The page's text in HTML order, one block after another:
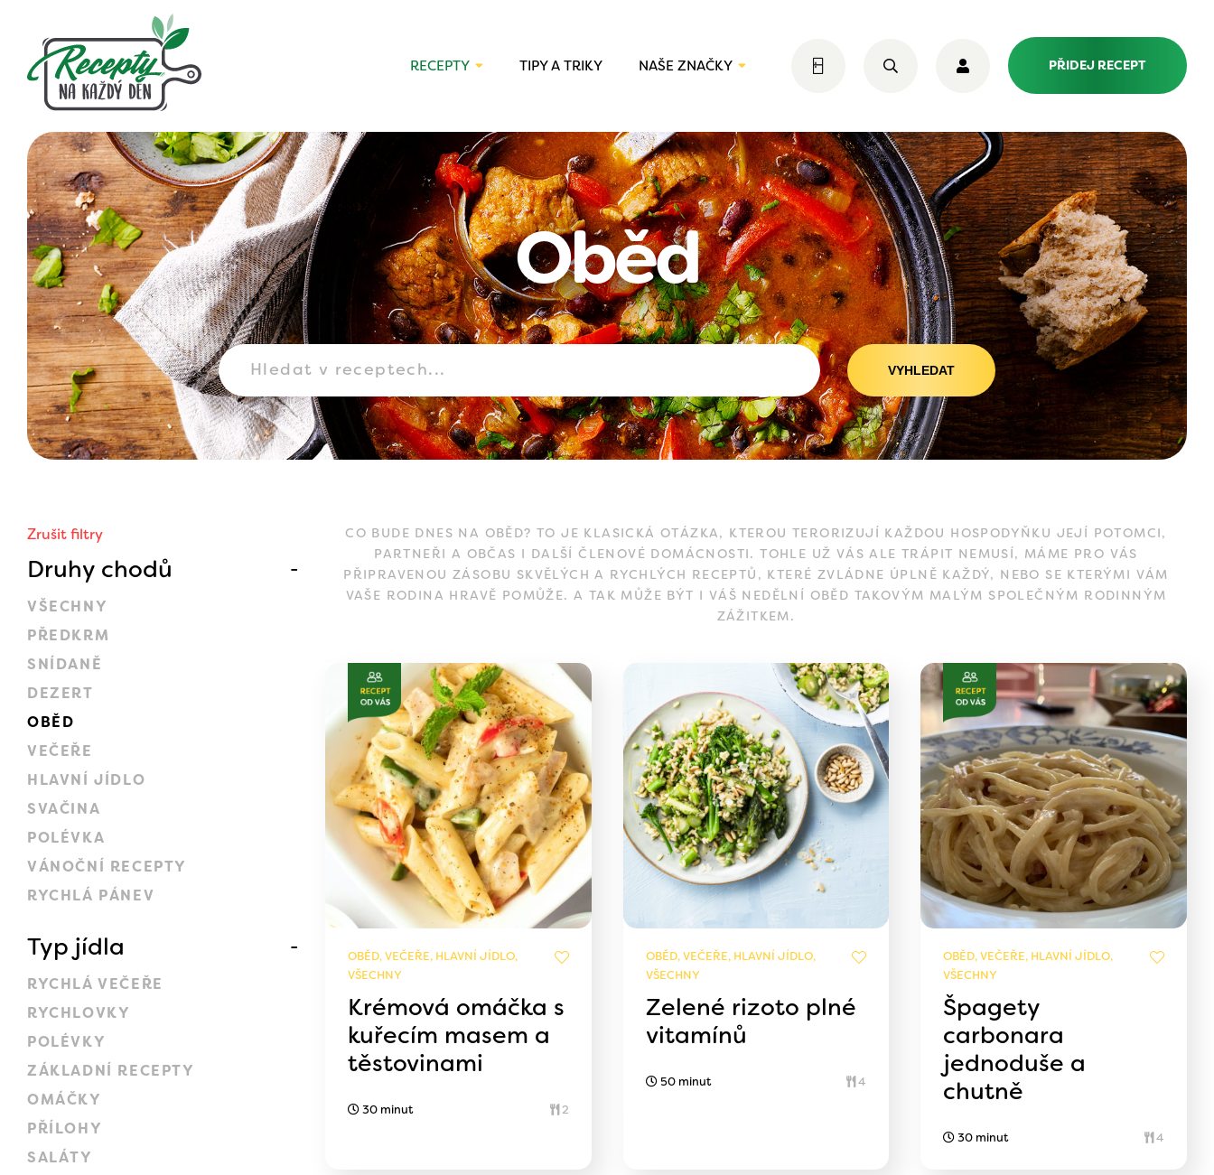
RECEPTY TIPY A TRIKY NAŠE ZNAČKY PŘIDEJ RECEPT
Oběd
VYHLEDAT
Zrušit filtry
Druhy chodů
VŠECHNY
PŘEDKRM
SNÍDANĚ
DEZERT
OBĚD
VEČEŘE
HLAVNÍ JÍDLO
SVAČINA
POLÉVKA
VÁNOČNÍ RECEPTY
RYCHLÁ PÁNEV
Typ jídla
RYCHLÁ VEČEŘE
RYCHLOVKY
POLÉVKY
ZÁKLADNÍ RECEPTY
OMÁČKY
PŘÍLOHY
SALÁTY
CO BUDE DNES NA OBĚD? TO JE KLASICKÁ OTÁZKA, KTEROU TERORIZUJÍ KAŽDOU HOSPODYŇKU JEJÍ POTOMCI,
PARTNEŘI A OBČAS I DALŠÍ ČLENOVÉ DOMÁCNOSTI. TOHLE UŽ VÁS ALE TRÁPIT NEMUSÍ, MÁME PRO VÁS
PŘIPRAVENOU ZÁSOBU SKVĚLÝCH A RYCHLÝCH RECEPTŮ, KTERÉ ZVLÁDNE ÚPLNĚ KAŽDÝ, NEBO SE KTERÝMI VÁM
VAŠE RODINA HRAVĚ POMŮŽE. A TAK MŮŽE BÝT I VÁŠ NEDĚLNÍ OBĚD TAKOVÝM MALÝM SPOLEČNÝM RODINNÝM
ZÁŽITKEM.
OBĚD, VEČEŘE, HLAVNÍ JÍDLO,
VŠECHNY
Krémová omáčka s
kuřecím masem a
těstovinami
30 minut 2
OBĚD, VEČEŘE, HLAVNÍ JÍDLO,
VŠECHNY
Zelené rizoto plné
vitamínů
50 minut 4
OBĚD, VEČEŘE, HLAVNÍ JÍDLO,
VŠECHNY
Špagety
carbonara
jednoduše a
chutně
30 minut 4